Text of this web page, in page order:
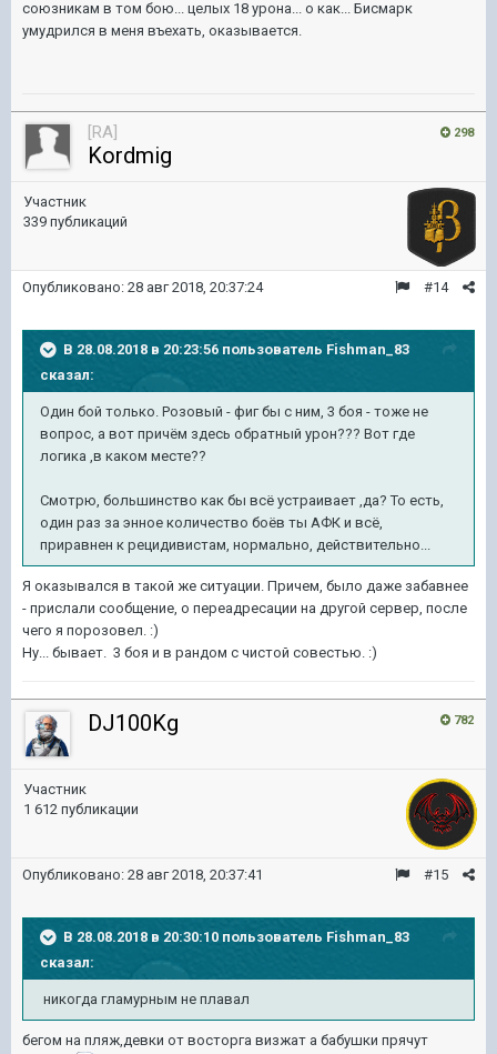
союзникам в том бою... целых 18 урона... о как... Бисмарк
умудрился в меня въехать, оказывается.
298
[RA]
Kordmig
Участник
339 публикаций
#14
Опубликовано: 28 авг 2018, 20:37:24
В 28.08.2018 в 20:23:56 пользователь Fishman_83
сказал:
Один бой только. Розовый - фиг бы с ним, 3 боя - тоже не
вопрос, а вот причём здесь обратный урон??? Вот где
логика ,в каком месте??
Смотрю, большинство как бы всё устраивает ,да? То есть,
один раз за энное количество боёв ты АФК и всё,
приравнен к рецидивистам, нормально, действительно...
Я оказывался в такой же ситуации. Причем, было даже забавнее
- прислали сообщение, о переадресации на другой сервер, после
чего я порозовел. :)
Ну... бывает. 3 боя и в рандом с чистой совестью. :)
782
DJ100Kg
Участник
1 612 публикации
#15
Опубликовано: 28 авг 2018, 20:37:41
В 28.08.2018 в 20:30:10 пользователь Fishman_83
сказал:
никогда гламурным не плавал
бегом на пляж,девки от восторга визжат а бабушки прячут